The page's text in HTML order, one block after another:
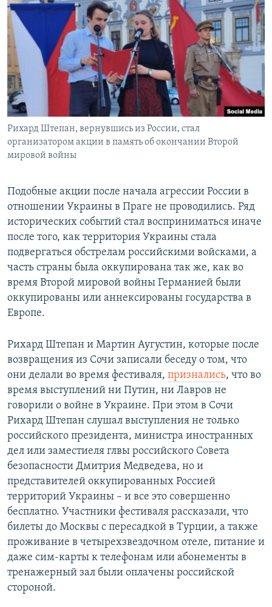
Рихард Штепан, вернувшись из России, стал
организатором акции в память об окончании Второй
мировой войны
Подобные акции после начала агрессии России в
отношении Украины в Праге не проводились. Ряд
исторических событий стал восприниматься иначе
после того, как территория Украины стала
подвергаться обстрелам российскими войсками, а
часть страны была оккупирована так же, как во
время Второй мировой войны Германией были
оккупированы или аннексированы государства в
Европе.
Рихард Штепан и Мартин Аугустин, которые после
возвращения из Сочи записали беседу о том, что
они делали во время фестиваля, признались, что во
время выступлений ни Путин, ни Лавров не
говорили о войне в Украине. При этом в Сочи
Рихард Штепан слушал выступления не только
российского президента, министра иностранных
дел или заместиеля глвы российского Совета
безопасности Дмитрия Медведева, но и
представителей оккупированных Россией
территорий Украины – и все это совершенно
бесплатно. Участники фестиваля рассказали, что
билеты до Москвы с пересадкой в Турции, а также
проживание в четырехзвездочном отеле, питание и
даже сим-карты к телефонам или абонементы в
тренажерный зал были оплачены российской
стороной.